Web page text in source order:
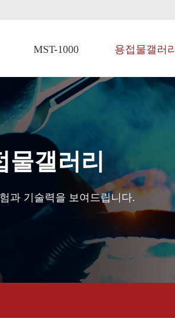
MST-1000 용접물갤러리
물갤러리
과 기술력을 보여드립니다.